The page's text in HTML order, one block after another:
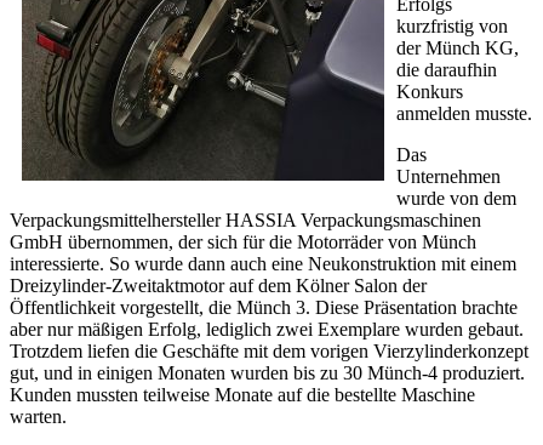
kurzfristig von
der Münch KG,
die daraufhin
Konkurs
anmelden musste.
Das
Unternehmen
wurde von dem
Verpackungsmittelhersteller HASSIA Verpackungsmaschinen
GmbH übernommen, der sich für die Motorräder von Münch
interessierte. So wurde dann auch eine Neukonstruktion mit einem
Dreizylinder-Zweitaktmotor auf dem Kölner Salon der
Öffentlichkeit vorgestellt, die Münch 3. Diese Präsentation brachte
aber nur mäßigen Erfolg, lediglich zwei Exemplare wurden gebaut.
Trotzdem liefen die Geschäfte mit dem vorigen Vierzylinderkonzept
gut, und in einigen Monaten wurden bis zu 30 Münch-4 produziert.
Kunden mussten teilweise Monate auf die bestellte Maschine
warten.